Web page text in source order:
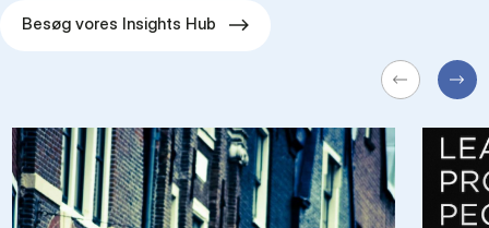
Besøg vores Insights Hub